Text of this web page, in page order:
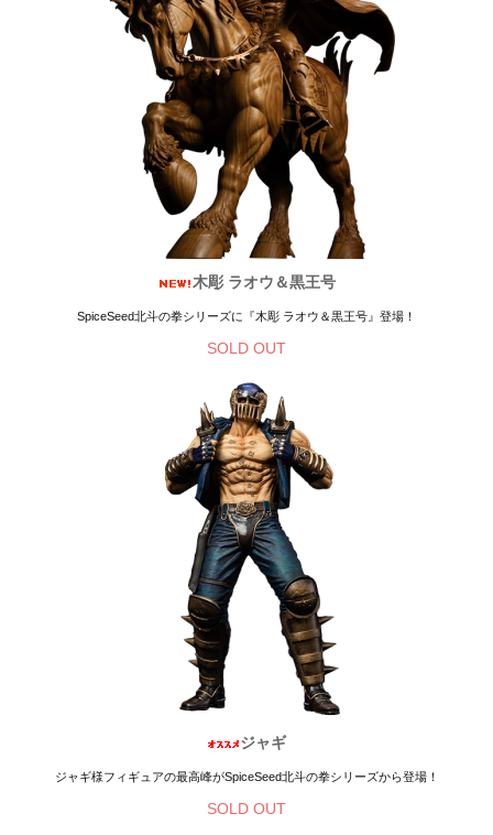
木彫 ラオウ＆黒王号
SpiceSeed北斗の拳シリーズに『木彫 ラオウ＆黒王号』登場！
SOLD OUT
ジャギ
ジャギ様フィギュアの最高峰がSpiceSeed北斗の拳シリーズから登場！
SOLD OUT